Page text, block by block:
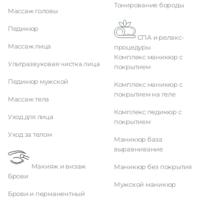
Массаж головы
Педикюр
Массаж лица
Ультразвуковая чистка лица
Педикюр мужской
Массаж тела
Уход для лица
Уход за телом
Макияж и визаж
Брови
Брови и перманентный
Тонирование бороды
процедуры
Комплекс маникюр с
покрытием
Комплекс маникюр с
покрытием на геле
Комплекс педикюр с
покрытием
Маникюр база
выравнивание
Маникюр без покрытия
Мужской маникюр